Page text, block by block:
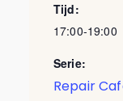
Tijd:
17:00-19:00
Serie:
Repair